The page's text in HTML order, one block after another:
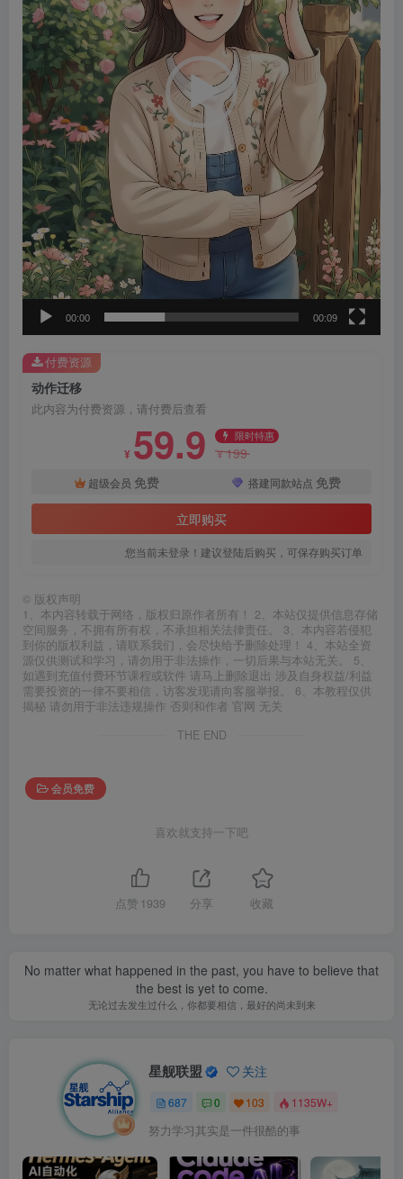
00:00 00:09
动作迁移
此内容为付费资源，请付费后查看
¥ 59.9 限时特惠
¥199
超级会员 免费 搭建同款站点 免费
立即购买
您当前未登录！建议登陆后购买，可保存购买订单
付费资源
© 版权声明
1、本内容转载于网络，版权归原作者所有！ 2、本站仅提供信息存储
空间服务，不拥有所有权，不承担相关法律责任。 3、本内容若侵犯
到你的版权利益，请联系我们，会尽快给予删除处理！ 4、本站全资
源仅供测试和学习，请勿用于非法操作，一切后果与本站无关。 5、
如遇到充值付费环节课程或软件 请马上删除退出 涉及自身权益/利益
需要投资的一律不要相信，访客发现请向客服举报。 6、本教程仅供
揭秘 请勿用于非法违规操作 否则和作者 官网 无关
THE END
会员免费
喜欢就支持一下吧
点赞 1939 分享 收藏
No matter what happened in the past, you have to believe that
the best is yet to come.
无论过去发生过什么，你都要相信，最好的尚未到来
星舰联盟 关注
687 0 103 1135W+
努力学习其实是一件很酷的事